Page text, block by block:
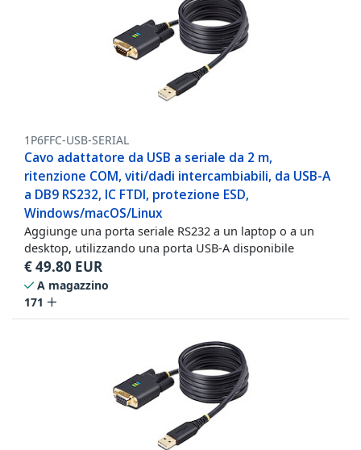
1P6FFC-USB-SERIAL
Cavo adattatore da USB a seriale da 2 m,
ritenzione COM, viti/dadi intercambiabili, da USB-A
a DB9 RS232, IC FTDI, protezione ESD,
Windows/macOS/Linux
Aggiunge una porta seriale RS232 a un laptop o a un
desktop, utilizzando una porta USB-A disponibile
€49.80 EUR
A magazzino
171